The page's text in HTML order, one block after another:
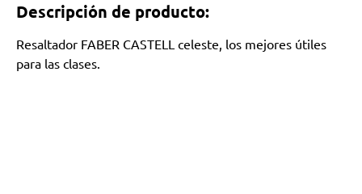
Descripción de producto:
Resaltador FABER CASTELL celeste, los mejores útiles
para las clases.